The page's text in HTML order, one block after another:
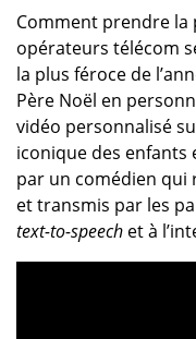
Comment prendre la
opérateurs télécom
la plus féroce de
Père Noël en
vidéo personnalisé
iconique des
par un comédien qui
et transmis par les
text-to-speechet à